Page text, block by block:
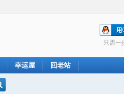
只需一
幸运屋 回老站